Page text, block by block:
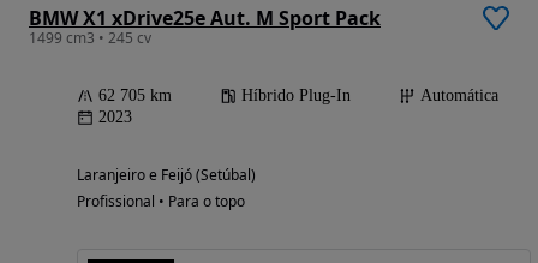
BMW X1 xDrive25e Aut. M Sport Pack
1499 cm3 • 245 cv
62 705 km Híbrido Plug-In
Automática
2023
Laranjeiro e Feijó (Setúbal)
Profissional • Para o topo